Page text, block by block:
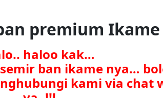
premium Ikame
haloo kak…
ban ikame nya…
kami via chat